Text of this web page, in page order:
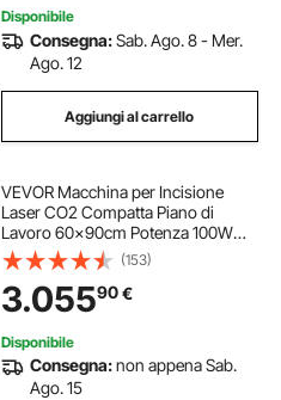
Disponibile
Consegna:Sab. Ago. 8 - Mer.
Ago. 12
Aggiungi al carrello
VEVOR Macchina per Incisione
Laser CO2 Compatta Piano di
Lavoro 60x90cm Potenza 100W
Spessore di Taglio Max. 15mm
Velocità di Incisione 0-500 mm/s,
Macchina da Taglio per Incisione
Tubo Incisore CO2
(153)
3.05590€
Disponibile
Consegna:non appena Sab.
Ago. 15